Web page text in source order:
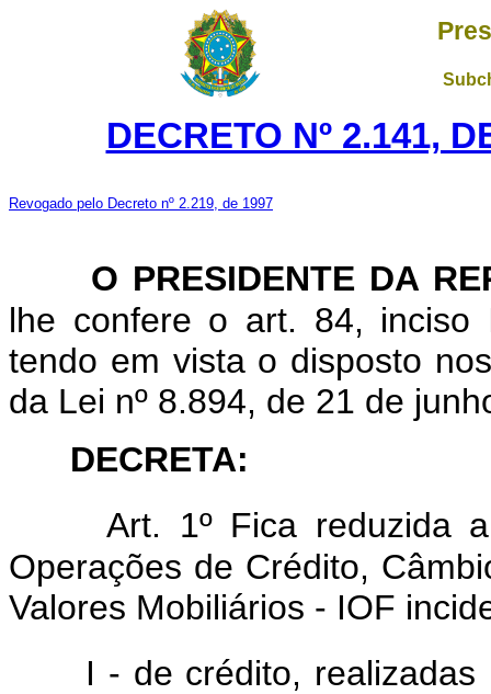
DECRETO Nº 2.141,
Revogado pelo Decreto nº 2.219, de 1997
O PRESIDENTE DA
lhe confere o art. 84, inciso
tendo em vista o disposto
da Lei nº 8.894, de 21 de
DECRETA:
Art.
1º Fica reduzida
Operações de Crédito,
Valores Mobiliários - IOF
I - de crédito,